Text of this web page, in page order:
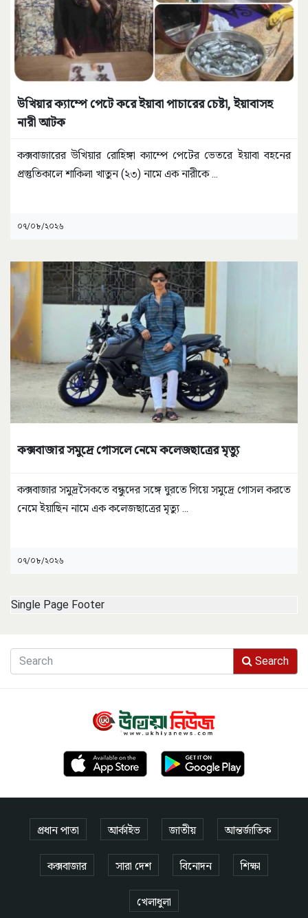
উখিয়ার ক্যাম্পে পেটে করে ইয়াবা পাচারের চেষ্টা, ইয়াবাসহ
নারী আটক
কক্সবাজারের উখিয়ার রোহিঙ্গা ক্যাম্পে পেটের ভেতরে ইয়াবা বহনের
প্রস্তুতিকালে শাকিলা খাতুন (২৩) নামে এক নারীকে...
০৭/০৮/২০২৬
কক্সবাজার সমুদ্রে গোসলে নেমে কলেজছাত্রের মৃত্যু
কক্সবাজার সমুদ্রসৈকতে বন্ধুদের সঙ্গে ঘুরতে গিয়ে সমুদ্রে গোসল করতে
নেমে ইয়াছিন নামে এক কলেজছাত্রের মৃত্যু ...
০৭/০৮/২০২৬
Single Page Footer
Search
প্রধান পাতা আর্কাইভ জাতীয় আন্তর্জাতিক
কক্সবাজার সারা দেশ বিনোদন শিক্ষা
খেলাধুলা